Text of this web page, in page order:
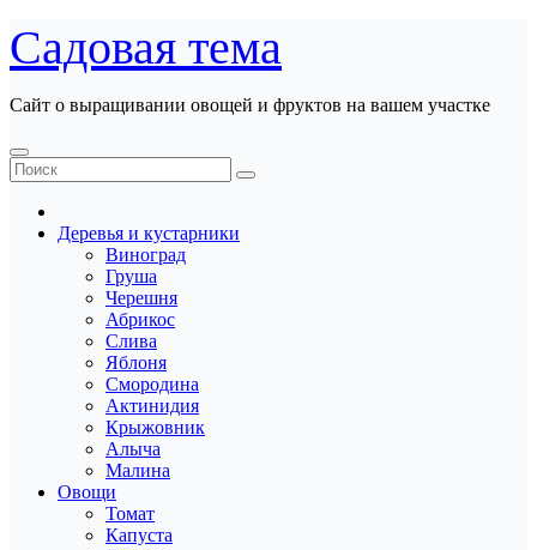
Перейти
к
содержанию
Садовая тема
Сайт о выращивании овощей и фруктов на вашем участке
Деревья и кустарники
Виноград
Груша
Черешня
Абрикос
Слива
Яблоня
Смородина
Актинидия
Крыжовник
Алыча
Малина
Овощи
Томат
Капуста